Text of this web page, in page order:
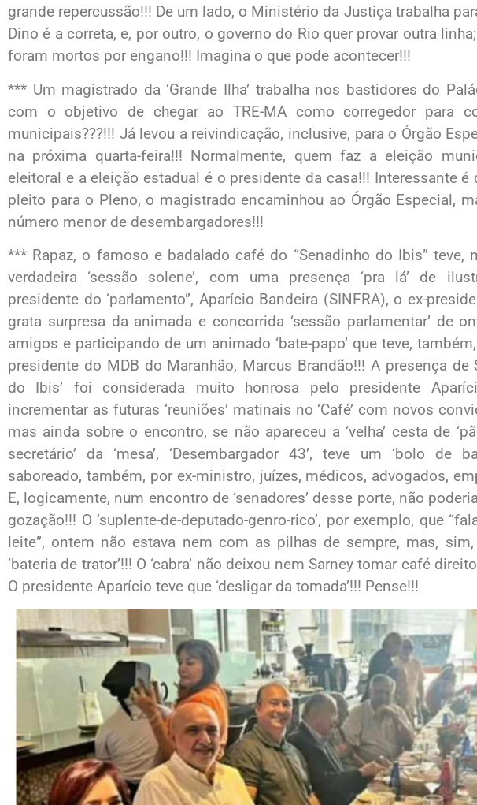
grande repercussão!!! De um lado, o Ministério da Justiça trabalha
Dino é a correta, e, por outro, o governo do Rio quer provar outra
foram mortos por engano!!! Imagina o que pode acontecer!!!
*** Um magistrado da ‘Grande Ilha’ trabalha nos bastidores do
com o objetivo de chegar ao TRE-MA como corregedor para
municipais???!!! Já levou a reivindicação, inclusive, para o Órgão
na próxima quarta-feira!!! Normalmente, quem faz a eleição
eleitoral e a eleição estadual é o presidente da casa!!! Interessante é
pleito para o Pleno, o magistrado encaminhou ao Órgão Especial,
número menor de desembargadores!!!
*** Rapaz, o famoso e badalado café do “Senadinho do Ibis” teve,
verdadeira ‘sessão solene’, com uma presença ‘pra lá’ de
presidente do ‘parlamento”, Aparício Bandeira (SINFRA), o ex-
grata surpresa da animada e concorrida ‘sessão parlamentar’ de
amigos e participando de um animado ‘bate-papo’ que teve,
presidente do MDB do Maranhão, Marcus Brandão!!! A presença de
do Ibis’ foi considerada muito honrosa pelo presidente
incrementar as futuras ‘reuniões’ matinais no ‘Café’ com novos
mas ainda sobre o encontro, se não apareceu a ‘velha’ cesta de
secretário’ da ‘mesa’, ‘Desembargador 43’, teve um ‘bolo de
saboreado, também, por ex-ministro, juízes, médicos, advogados,
E, logicamente, num encontro de ‘senadores’ desse porte, não poderia
gozação!!! O ‘suplente-de-deputado-genro-rico’, por exemplo, que
leite”, ontem não estava nem com as pilhas de sempre, mas,
‘bateria de trator’!!! O ‘cabra’ não deixou nem Sarney tomar café
O presidente Aparício teve que ‘desligar da tomada’!!! Pense!!!